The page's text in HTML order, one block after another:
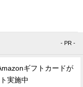
- PR -
ギフトカードが
実施中